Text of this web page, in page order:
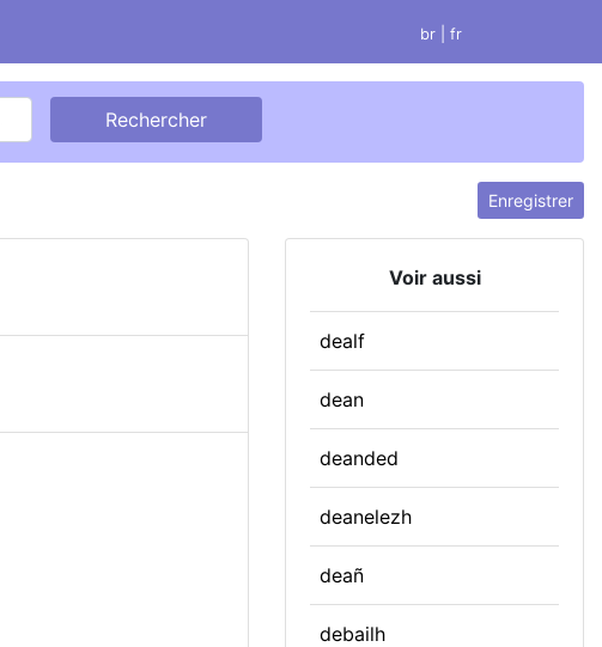
br | fr
Enregistrer
Voir aussi
dealf
dean
deanded
deanelezh
deañ
debailh